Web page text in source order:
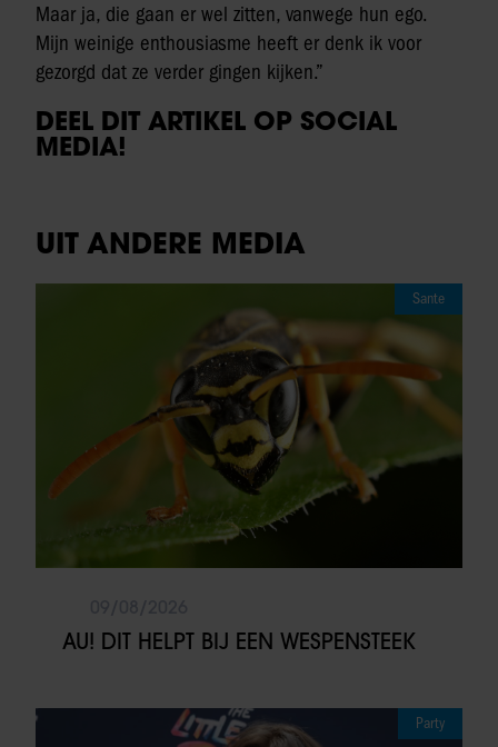
Maar ja, die gaan er wel zitten, vanwege hun ego.
Mijn weinige enthousiasme heeft er denk ik voor
gezorgd dat ze verder gingen kijken.”
DEEL DIT ARTIKEL OP SOCIAL
MEDIA!
UIT ANDERE MEDIA
Sante
AU! DIT HELPT BIJ EEN WESPENSTEEK
Party